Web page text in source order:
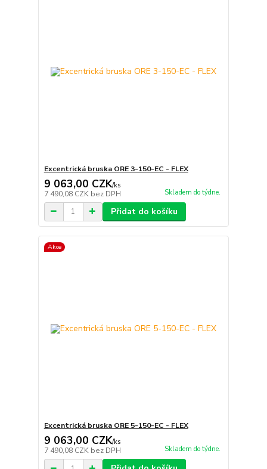
Excentrická bruska ORE 3-150-EC - FLEX
9 063,00 CZK/ks
7 490,08 CZK bez DPH Skladem do týdne.
Přidat do košíku
Akce
Excentrická bruska ORE 5-150-EC - FLEX
9 063,00 CZK/ks
7 490,08 CZK bez DPH Skladem do týdne.